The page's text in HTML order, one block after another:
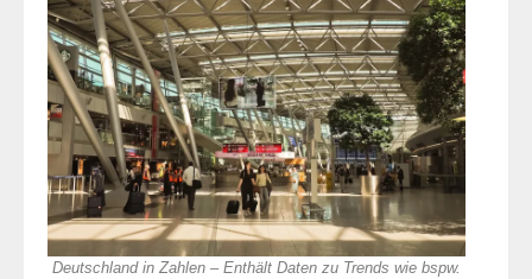
Deutschland in Zahlen – Enthält Daten zu Trends wie bspw.